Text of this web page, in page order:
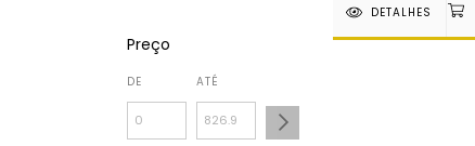
Preço
DE ATÉ
DETALHES